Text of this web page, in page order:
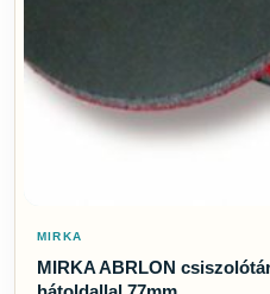
MIRKA
MIRKA ABRLON